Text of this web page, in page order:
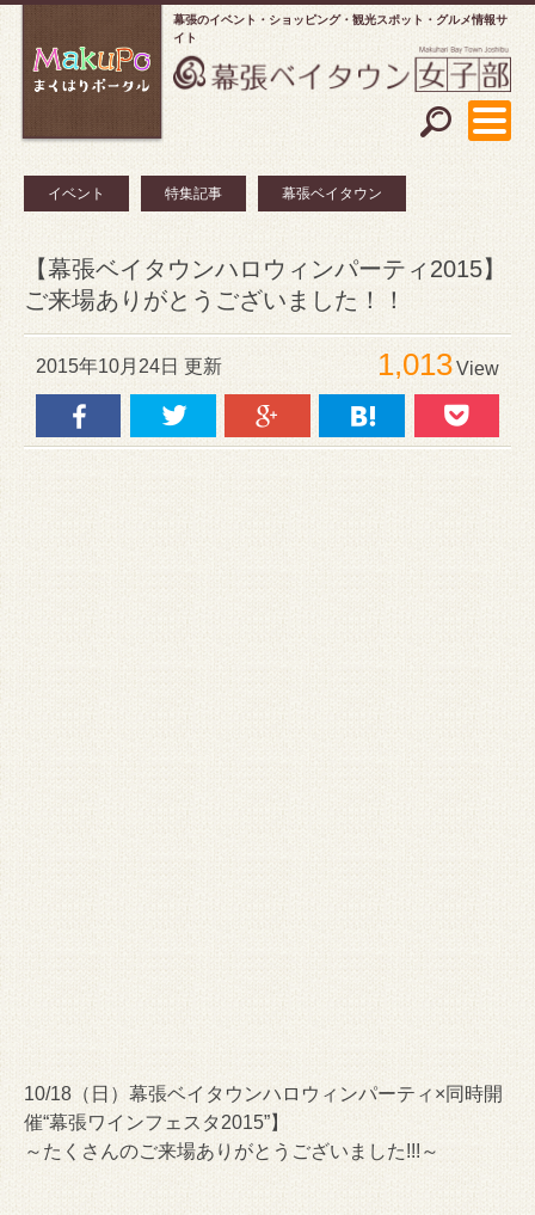
幕張のイベント・ショッピング
観光スポット・グルメ情報サ
イト
イベント 特集記事 幕張ベイタウン
【幕張ベイタウンハロウィンパーティ2015】
ご来場ありがとうございました！！
2015年10月24日 更新 1,013View
10/18（日）幕張ベイタウンハロウィンパーティ×同時開
催“幕張ワインフェスタ2015”】
～たくさんのご来場ありがとうございました!!!～